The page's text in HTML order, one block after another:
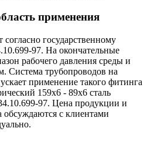
применения
согласно государственному
97. На окончательные
рабочего давления среды и
Система трубопроводов на
применение такого фитинга
159х6 - 89х6 сталь
97. Цена продукции и
обсуждаются с клиентами